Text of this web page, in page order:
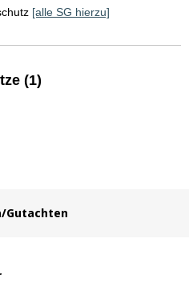
[alle SG hierzu]
(1)
Gutachten